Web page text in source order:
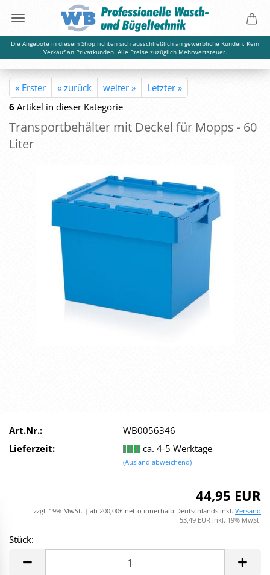
Die Angebote in diesem Shop richten sich ausschließlich an gewerbliche Kunden. Kein
Verkauf an Privatkunden. Alle Preise zuzüglich Mehrwertsteuer.
« Erster « zurück weiter »
Letzter »
6 Artikel in dieser Kategorie
Trans­port­be­häl­ter mit De­ckel für Mopps - 60
Liter
Art.Nr.:
WB0056346
Lieferzeit:
ca. 4-5 Werktage
(Ausland abweichend)
44,95 EUR
zzgl. 19% MwSt. | ab 200,00€ netto innerhalb Deutschlands inkl. Versand
53,49 EUR inkl. 19% MwSt.
Stück: